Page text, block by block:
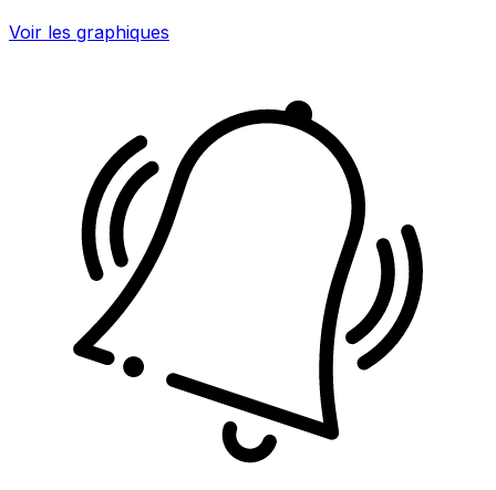
Voir les graphiques